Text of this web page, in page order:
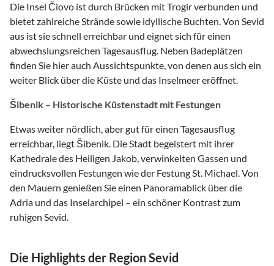
Die Insel Čiovo ist durch Brücken mit Trogir verbunden und
bietet zahlreiche Strände sowie idyllische Buchten. Von Sevid
aus ist sie schnell erreichbar und eignet sich für einen
abwechslungsreichen Tagesausflug. Neben Badeplätzen
finden Sie hier auch Aussichtspunkte, von denen aus sich ein
weiter Blick über die Küste und das Inselmeer eröffnet.
Šibenik – Historische Küstenstadt mit Festungen
Etwas weiter nördlich, aber gut für einen Tagesausflug
erreichbar, liegt Šibenik. Die Stadt begeistert mit ihrer
Kathedrale des Heiligen Jakob, verwinkelten Gassen und
eindrucksvollen Festungen wie der Festung St. Michael. Von
den Mauern genießen Sie einen Panoramablick über die
Adria und das Inselarchipel – ein schöner Kontrast zum
ruhigen Sevid.
Die Highlights der Region Sevid